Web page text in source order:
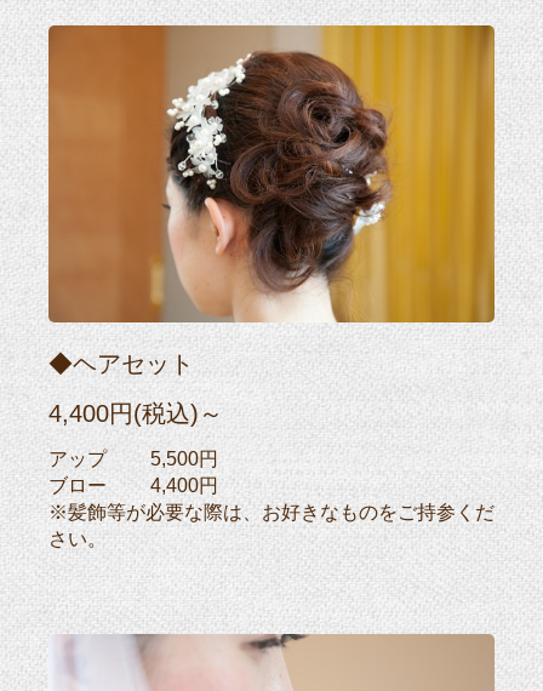
◆ヘアセット
4,400円(税込)～
アップ 5,500円
ブロー 4,400円
※髪飾等が必要な際は、お好きなものをご持参くだ
さい。